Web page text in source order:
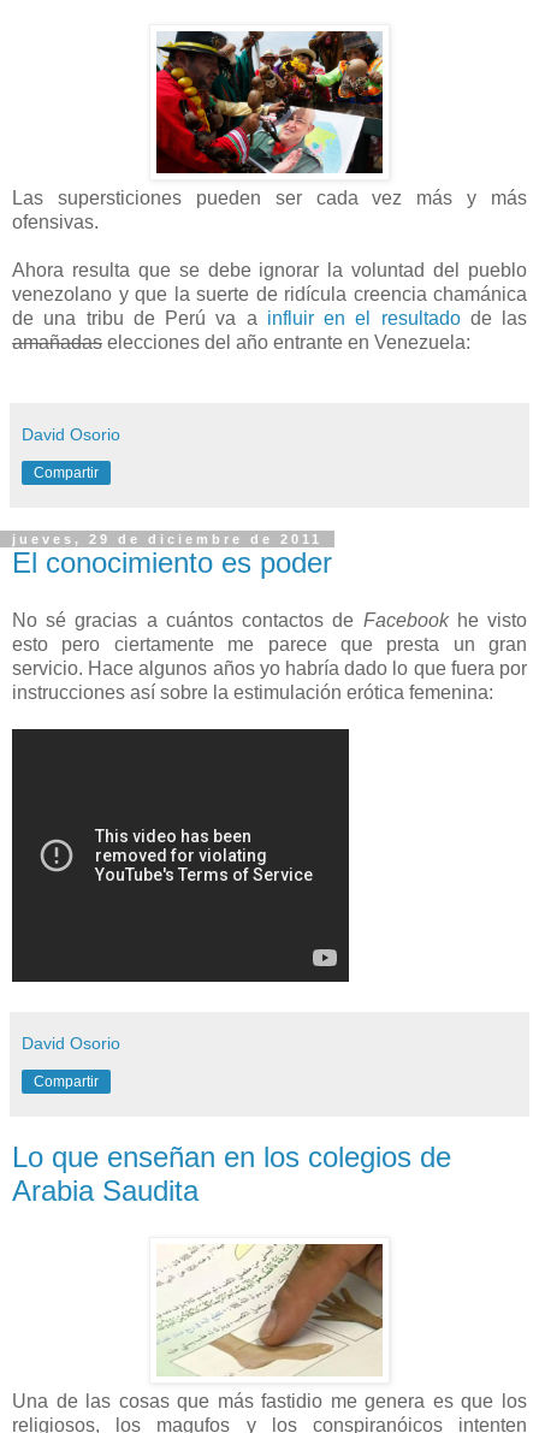
Las supersticiones pueden ser cada vez más y más
ofensivas.
Ahora resulta que se debe ignorar la voluntad del pueblo
venezolano y que la suerte de ridícula creencia chamánica
de una tribu de Perú va a influir en el resultadode las
amañadas elecciones del año entrante en Venezuela:
David Osorio
Compartir
jueves, 29 de diciembre de 2011
El conocimiento es poder
No sé gracias a cuántos contactos de Facebookhe visto
esto pero ciertamente me parece que presta un gran
servicio. Hace algunos años yo habría dado lo que fuera por
instrucciones así sobre la estimulación erótica femenina:
David Osorio
Compartir
Lo que enseñan en los colegios de
Arabia Saudita
Una de las cosas que más fastidio me genera es que los
religiosos, los magufos y los conspiranóicos intenten